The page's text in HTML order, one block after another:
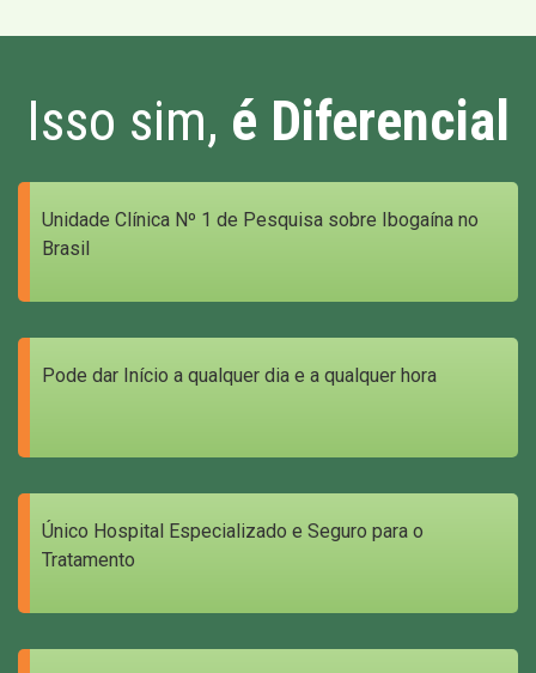
Isso sim, é Diferencial
Unidade Clínica Nº 1 de Pesquisa sobre Ibogaína no
Brasil
Pode dar Início a qualquer dia e a qualquer hora
Único Hospital Especializado e Seguro para o
Tratamento